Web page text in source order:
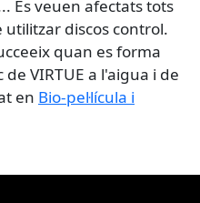
Es veuen afectats tots
utilitzar discos control.
quan es forma
VIRTUE a l'aigua i de
en Bio-pel·lícula i